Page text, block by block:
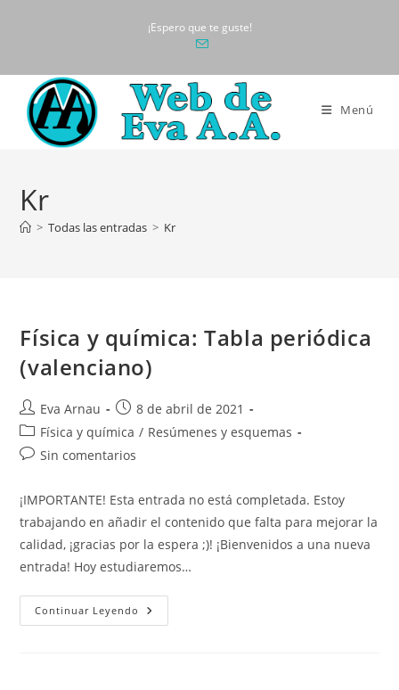
¡Espero que te guste!
Menú
Kr
> Todas las entradas > Kr
Física y química: Tabla periódica
(valenciano)
Autor
de
la
entrada:
Eva Arnau
Publicación
de
entrada:
8 de abril de 2021
Categoría
de
Física y química / Resúmenes y esquemas
Comentarios
la
entrada:
Sin comentarios
¡IMPORTANTE! Esta entrada no está completada. Estoy
trabajando en añadir el contenido que falta para mejorar la
calidad, ¡gracias por la espera ;)! ¡Bienvenidos a una nueva
entrada! Hoy estudiaremos…
Continuar Leyendo Física
Y